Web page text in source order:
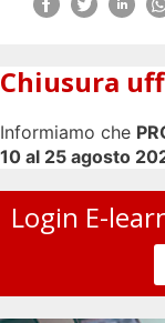
Chiusura
Informiamo che
10 al 25 agosto
Login E-